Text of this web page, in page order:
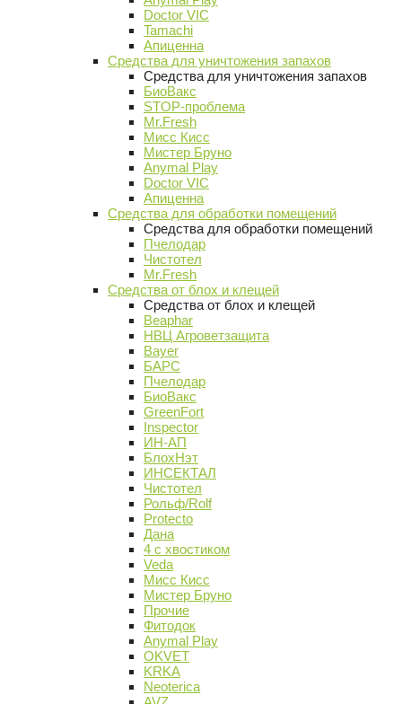
Doctor VIC
Tamachi
Апиценна
Средства для уничтожения запахов
Средства для уничтожения запахов
БиоВакс
STOP-проблема
Mr.Fresh
Мисс Кисс
Мистер Бруно
Anymal Play
Doctor VIC
Апиценна
Средства для обработки помещений
Средства для обработки помещений
Пчелодар
Чистотел
Mr.Fresh
Средства от блох и клещей
Средства от блох и клещей
Beaphar
НВЦ Агроветзащита
Bayer
БАРС
Пчелодар
БиоВакс
GreenFort
Inspector
ИН-АП
БлохНэт
ИНСЕКТАЛ
Чистотел
Рольф/Rolf
Protecto
Дана
4 с хвостиком
Veda
Мисс Кисс
Мистер Бруно
Прочие
Фитодок
Anymal Play
OKVET
KRKA
Neoterica